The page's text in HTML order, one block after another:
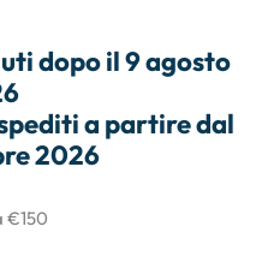
dopo il9 agosto
a partire dal
2026
€150